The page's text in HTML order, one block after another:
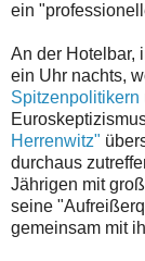
ein
An der Hotelbar,
ein Uhr nachts,
Spitzenpolitikern
Herrenwitz"
durchaus
Jährigen mit
seine
gemeinsam mit